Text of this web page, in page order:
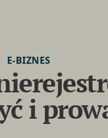
E-BIZNES
i